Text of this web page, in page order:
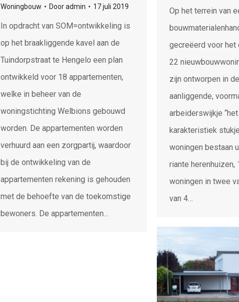
Woningbouw Dooradmin 17 juli 2019
In opdracht van SOM=ontwikkeling is
op het braakliggende kavel aan de
Tuindorpstraat te Hengelo een plan
ontwikkeld voor 18 appartementen,
welke in beheer van de
woningstichting Welbions gebouwd
worden. De appartementen worden
verhuurd aan een zorgpartij, waardoor
bij de ontwikkeling van de
appartementen rekening is gehouden
met de behoefte van de toekomstige
bewoners. De appartementen…
Op het terrein van
gecreëerd voor het
22
zijn ontworpen in
aanliggende,
arbeiderswijkje
karakteristiek
woningen bestaan
riante herenhuizen,
woningen in twee
van 4…